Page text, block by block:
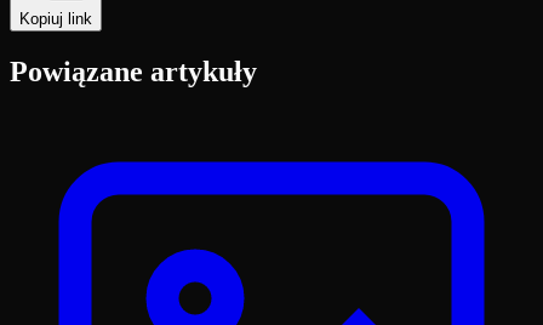
Kopiuj link
Powiązane artykuły